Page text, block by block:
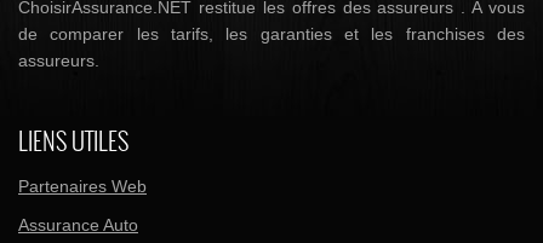
ChoisirAssurance.NET restitue les offres des assureurs . A vous
de comparer les tarifs, les garanties et les franchises des
assureurs.
LIENS UTILES
Partenaires Web
Assurance Auto